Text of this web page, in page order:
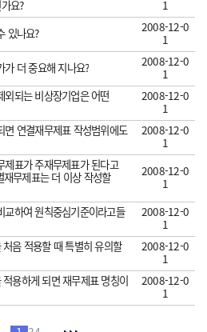
요?
1
있나요?
2008-12-0
1
가 더 중요해 지나요?
2008-12-0
1
외되는 비상장기업은 어떤
2008-12-0
1
면 연결재무제표 작성범위에도
2008-12-0
1
제표가 주재무제표가 된다고
무제표는 더 이상 작성할
2008-12-0
1
교하여 원칙중심기준이라고들
2008-12-0
1
음 적용할 때 특별히 유의할
2008-12-0
1
용하게 되면 재무제표 명칭이
2008-12-0
1